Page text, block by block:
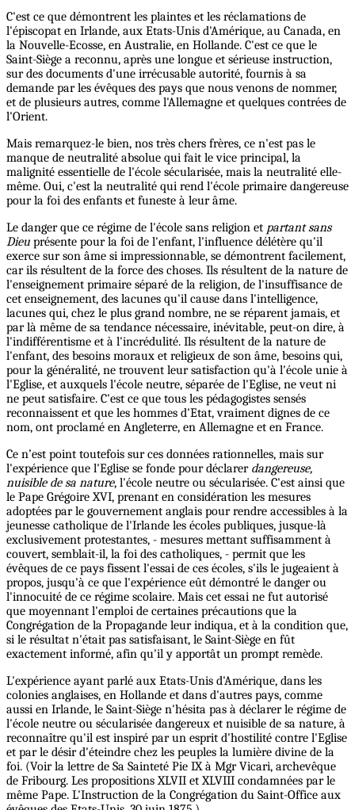
C'est ce que démontrent les plaintes et les réclamations de
l'épiscopat en Irlande, aux Etats-Unis d'Amérique, au Canada, en
la Nouvelle-Ecosse, en Australie, en Hollande. C'est ce que le
Saint-Siège a reconnu, après une longue et sérieuse instruction,
sur des documents d'une irrécusable autorité, fournis à sa
demande par les évêques des pays que nous venons de nommer,
et de plusieurs autres, comme l'Allemagne et quelques contrées de
l'Orient.
Mais remarquez-le bien, nos très chers frères, ce n'est pas le
manque de neutralité absolue qui fait le vice principal, la
malignité essentielle de l'école sécularisée, mais la neutralité elle-
même. Oui, c'est la neutralité qui rend l'école primaire dangereuse
pour la foi des enfants et funeste à leur âme.
Le danger que ce régime de l'école sans religion et partant sans
Dieu présente pour la foi de l'enfant, l'influence délétère qu'il
exerce sur son âme si impressionnable, se démontrent facilement,
car ils résultent de la force des choses. Ils résultent de la nature de
l'enseignement primaire séparé de la religion, de l'insuffisance de
cet enseignement, des lacunes qu'il cause dans l'intelligence,
lacunes qui, chez le plus grand nombre, ne se réparent jamais, et
par là même de sa tendance nécessaire, inévitable, peut-on dire, à
l'indifférentisme et à l'incrédulité. Ils résultent de la nature de
l'enfant, des besoins moraux et religieux de son âme, besoins qui,
pour la généralité, ne trouvent leur satisfaction qu'à l'école unie à
l'Eglise, et auxquels l'école neutre, séparée de l'Eglise, ne veut ni
ne peut satisfaire. C'est ce que tous les pédagogistes sensés
reconnaissent et que les hommes d'Etat, vraiment dignes de ce
nom, ont proclamé en Angleterre, en Allemagne et en France.
Ce n’est point toutefois sur ces données rationnelles, mais sur
l'expérience que l'Eglise se fonde pour déclarer dangereuse,
nuisible de sa nature, l'école neutre ou sécularisée. C'est ainsi que
le Pape Grégoire XVI, prenant en considération les mesures
adoptées par le gouvernement anglais pour rendre accessibles à la
jeunesse catholique de l'Irlande les écoles publiques, jusque-là
exclusivement protestantes, - mesures mettant suffisamment à
couvert, semblait-il, la foi des catholiques, - permit que les
évêques de ce pays fissent l'essai de ces écoles, s'ils le jugeaient à
propos, jusqu'à ce que l'expérience eût démontré le danger ou
l'innocuité de ce régime scolaire. Mais cet essai ne fut autorisé
que moyennant l'emploi de certaines précautions que la
Congrégation de la Propagande leur indiqua, et à la condition que,
si le résultat n'était pas satisfaisant, le Saint-Siège en fût
exactement informé, afin qu'il y apportât un prompt remède.
L'expérience ayant parlé aux Etats-Unis d'Amérique, dans les
colonies anglaises, en Hollande et dans d'autres pays, comme
aussi en Irlande, le Saint-Siège n'hésita pas à déclarer le régime de
l'école neutre ou sécularisée dangereux et nuisible de sa nature, à
reconnaître qu'il est inspiré par un esprit d'hostilité contre l'Eglise
et par le désir d'éteindre chez les peuples la lumière divine de la
foi. (Voir la lettre de Sa Sainteté Pie IX à Mgr Vicari, archevêque
de Fribourg. Les propositions XLVII et XLVIII condamnées par le
même Pape. L'Instruction de la Congrégation du Saint-Office aux